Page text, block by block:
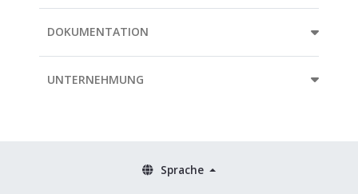
DOKUMENTATION
UNTERNEHMUNG
Sprache